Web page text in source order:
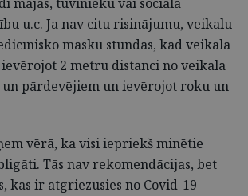
u.c. Ja nav citu risinājumu, veikalu
masku stundās, kad veikalā
2 metru distanci no veikala
pārdevējiem un ievērojot roku un
vērā, ka visi iepriekš minētie
Tās nav rekomendācijas, bet
kas ir atgriezusies no Covid-19